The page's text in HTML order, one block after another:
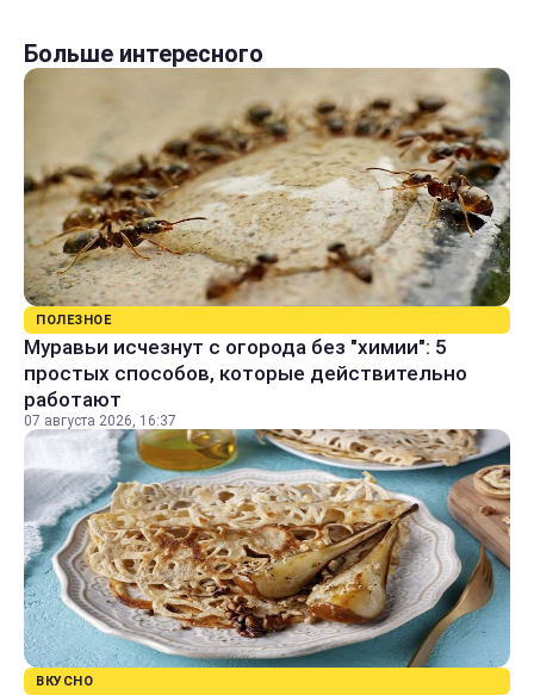
Больше интересного
ПОЛЕЗНОЕ
Муравьи исчезнут с огорода без "химии": 5
простых способов, которые действительно
работают
07 августа 2026, 16:37
ВКУСНО